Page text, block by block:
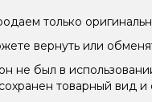
только
вернуть или
он не был в
сохранен товарный вид и